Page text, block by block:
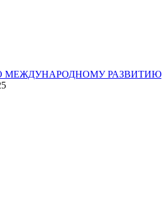
ПО МЕЖДУНАРОДНОМУ РАЗВИТИЮ